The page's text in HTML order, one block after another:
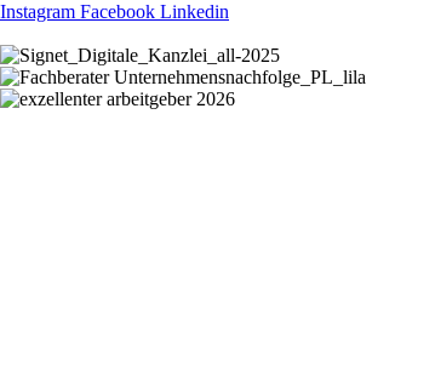
Instagram Facebook Linkedin